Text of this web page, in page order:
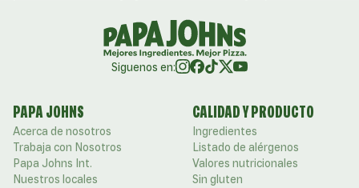
Siguenos en:
PAPA JOHNS
Acerca de nosotros
Trabaja con Nosotros
Papa Johns Int.
Nuestros locales
CALIDAD Y PRODUCTO
Ingredientes
Listado de alérgenos
Valores nutricionales
Sin gluten